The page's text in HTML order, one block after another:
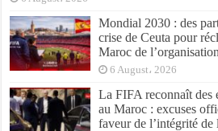
Mondial 2030 : des
crise de Ceuta pour
Maroc de
6 August، 2026
La FIFA reconnaît des
au Maroc : excuses
faveur de l’intégrité de